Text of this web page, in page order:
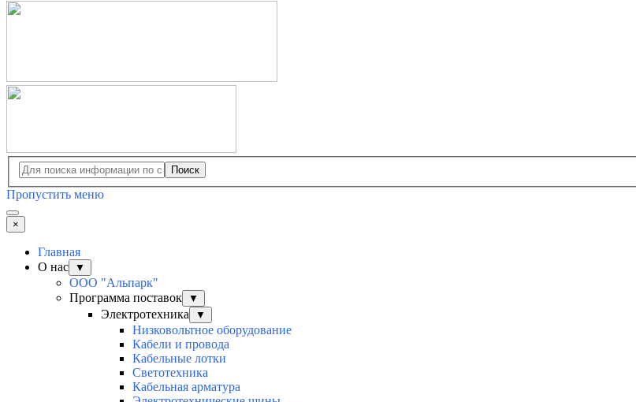
Поиск
Пропустить меню
×
Главная
О нас
▼
ООО "Альпарк"
Программа поставок
▼
Электротехника ▼
Низковольтное оборудование
Кабели и провода
Кабельные лотки
Светотехника
Кабельная арматура